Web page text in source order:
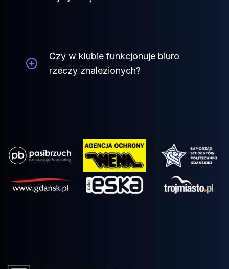
Czy w klubie funkcjonuje biuro
rzeczy znalezionych?